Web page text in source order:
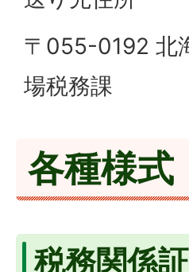
〒055-0192 北
場税務課
各種様式
税務関係